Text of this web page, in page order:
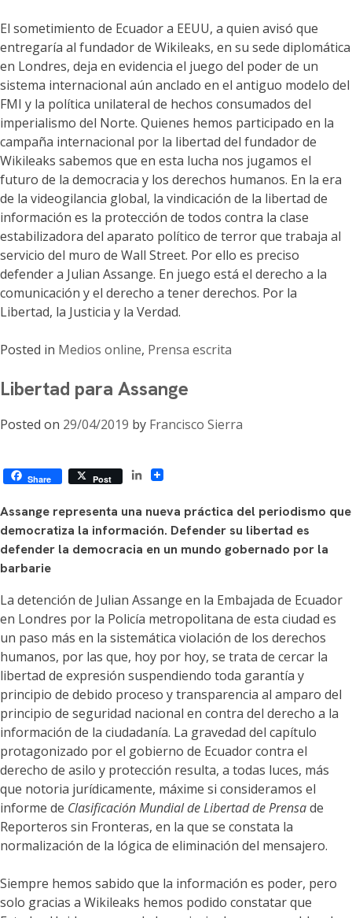
El sometimiento de Ecuador a EEUU, a quien avisó que
entregaría al fundador de Wikileaks, en su sede diplomática
en Londres, deja en evidencia el juego del poder de un
sistema internacional aún anclado en el antiguo modelo del
FMI y la política unilateral de hechos consumados del
imperialismo del Norte. Quienes hemos participado en la
campaña internacional por la libertad del fundador de
Wikileaks sabemos que en esta lucha nos jugamos el
futuro de la democracia y los derechos humanos. En la era
de la videogilancia global, la vindicación de la libertad de
información es la protección de todos contra la clase
estabilizadora del aparato político de terror que trabaja al
servicio del muro de Wall Street. Por ello es preciso
defender a Julian Assange. En juego está el derecho a la
comunicación y el derecho a tener derechos. Por la
Libertad, la Justicia y la Verdad.
Posted in Medios online, Prensa escrita
Libertad para Assange
Posted on 29/04/2019 by Francisco Sierra
Share Post LinkedIn
Assange representa una nueva práctica del periodismo que
democratiza la información. Defender su libertad es
defender la democracia en un mundo gobernado por la
barbarie
La detención de Julian Assange en la Embajada de Ecuador
en Londres por la Policía metropolitana de esta ciudad es
un paso más en la sistemática violación de los derechos
humanos, por las que, hoy por hoy, se trata de cercar la
libertad de expresión suspendiendo toda garantía y
principio de debido proceso y transparencia al amparo del
principio de seguridad nacional en contra del derecho a la
información de la ciudadanía. La gravedad del capítulo
protagonizado por el gobierno de Ecuador contra el
derecho de asilo y protección resulta, a todas luces, más
que notoria jurídicamente, máxime si consideramos el
informe de Clasificación Mundial de Libertad de Prensade
Reporteros sin Fronteras, en la que se constata la
normalización de la lógica de eliminación del mensajero.
Siempre hemos sabido que la información es poder, pero
solo gracias a Wikileaks hemos podido constatar que